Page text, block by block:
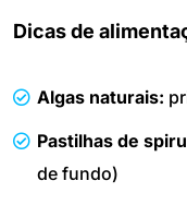
Dicas de
Algas naturais:
Pastilhas de
de fundo)